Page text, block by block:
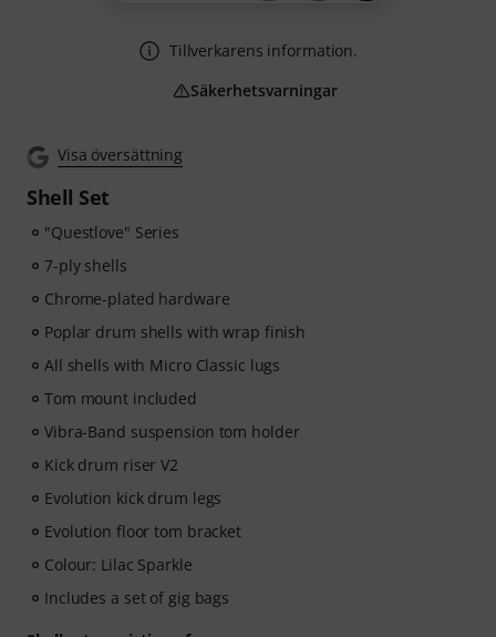
Visa översättning
Shell Set
"Questlove" Series
7-ply shells
Chrome-plated hardware
Poplar drum shells with wrap finish
All shells with Micro Classic lugs
Tom mount included
Vibra-Band suspension tom holder
Kick drum riser V2
Evolution kick drum legs
Evolution floor tom bracket
Colour: Lilac Sparkle
Includes a set of gig bags
Tillverkarens information.
Säkerhetsvarningar